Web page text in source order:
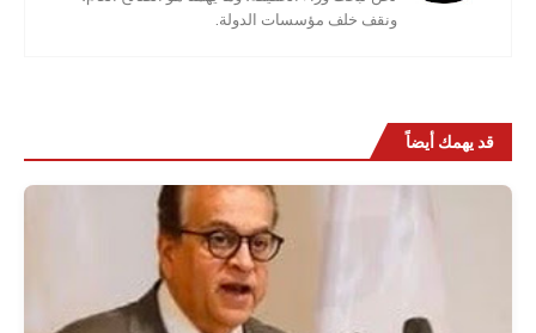
ونقف خلف مؤسسات الدولة.
قد يهمك أيضاً